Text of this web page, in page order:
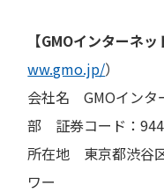
【GMOインターネッ
ww.gmo.jp/）
会社名 GMOインタ
部 証券コード：
所在地 東京都渋谷
ワー